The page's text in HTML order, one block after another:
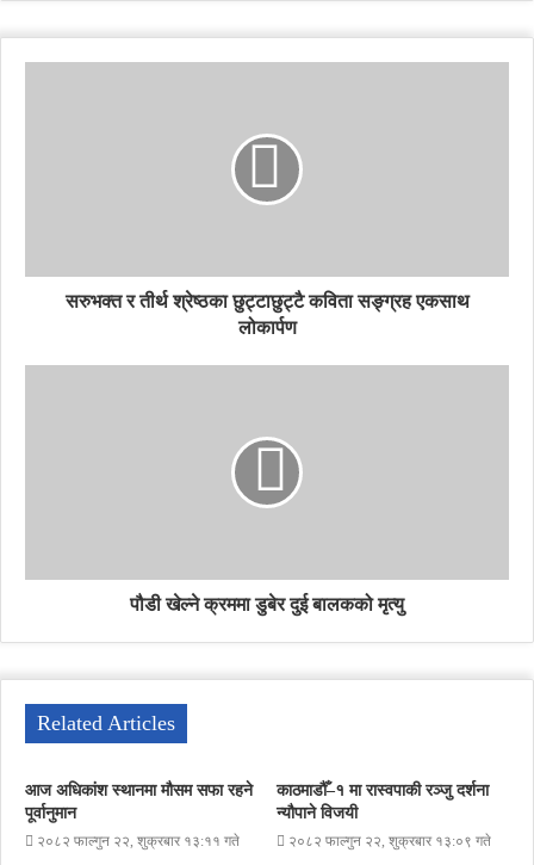
सरुभक्त र तीर्थ श्रेष्ठका छुट्टाछुट्टै कविता सङ्ग्रह एकसाथ
लोकार्पण
पौडी खेल्ने क्रममा डुबेर दुई बालकको मृत्यु
Related Articles
आज अधिकांश स्थानमा मौसम सफा रहने
पूर्वानुमान
२०८२ फाल्गुन २२, शुक्रबार १३:११ गते
काठमाडौँ–१ मा रास्वपाकी रञ्जु दर्शना
न्यौपाने विजयी
२०८२ फाल्गुन २२, शुक्रबार १३:०९ गते